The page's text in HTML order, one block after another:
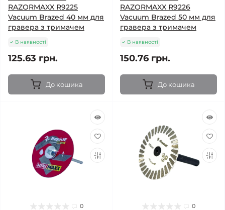
RAZORMAXX R9225
Vacuum Brazed 40 мм для
гравера з тримачем
В наявності
125.63 грн.
До кошика
RAZORMAXX R9226
Vacuum Brazed 50 мм для
гравера з тримачем
В наявності
150.76 грн.
До кошика
0 0